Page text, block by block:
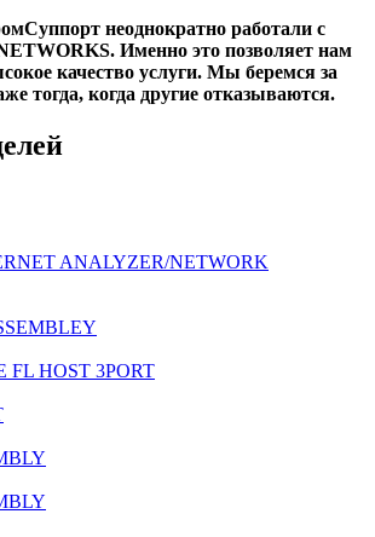
неоднократно работали с
Именно это позволяет нам
качество услуги. Мы беремся за
тогда, когда другие отказываются.
ANALYZER/NETWORK
FL HOST 3PORT